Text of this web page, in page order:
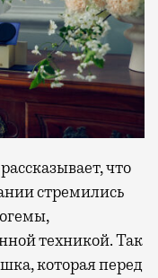
что
стремились
техникой. Так
которая перед